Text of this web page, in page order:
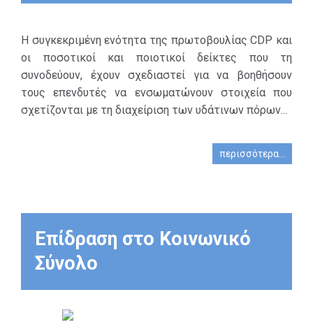
των θεμάτων της Υπεύθυνης
Επιχειρηματικότητας.
3. Ανάληψη πρωτοβουλιών που
αποσκοπούν στη μείωση του
Η συγκεκριμένη ενότητα της πρωτοβουλίας CDP και
οι ποσοτικοί και ποιοτικοί δείκτες που τη
συνοδεύουν, έχουν σχεδιαστεί για να βοηθήσουν
τους επενδυτές να ενσωματώνουν στοιχεία που
σχετίζονται με τη διαχείριση των υδάτινων πόρων...
περισσότερα...
Επίδραση στο Κοινωνικό
Σύνολο